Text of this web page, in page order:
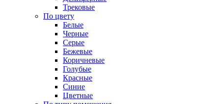
Трековые
По цвету
Белые
Черные
Серые
Бежевые
Коричневые
Голубые
Красные
Синие
Цветные